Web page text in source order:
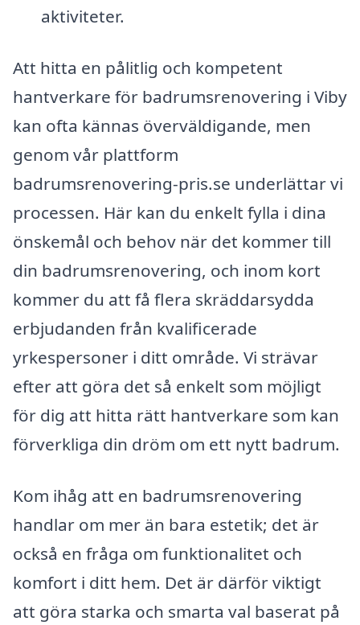
aktiviteter.
Att hitta en pålitlig och kompetent
hantverkare för badrumsrenovering i Viby
kan ofta kännas överväldigande, men
genom vår plattform
badrumsrenovering-pris.se underlättar vi
processen. Här kan du enkelt fylla i dina
önskemål och behov när det kommer till
din badrumsrenovering, och inom kort
kommer du att få flera skräddarsydda
erbjudanden från kvalificerade
yrkespersoner i ditt område. Vi strävar
efter att göra det så enkelt som möjligt
för dig att hitta rätt hantverkare som kan
förverkliga din dröm om ett nytt badrum.
Kom ihåg att en badrumsrenovering
handlar om mer än bara estetik; det är
också en fråga om funktionalitet och
komfort i ditt hem. Det är därför viktigt
att göra starka och smarta val baserat på